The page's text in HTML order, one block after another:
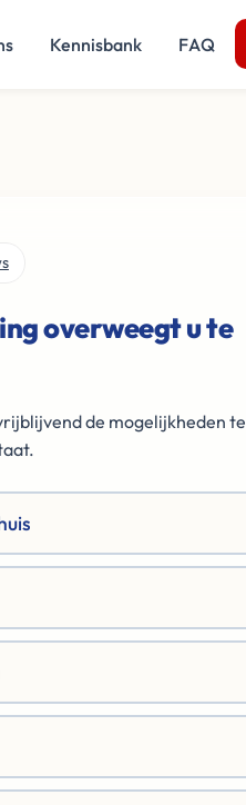
Kennisbank FAQ
overweegt u te
de mogelijkheden te